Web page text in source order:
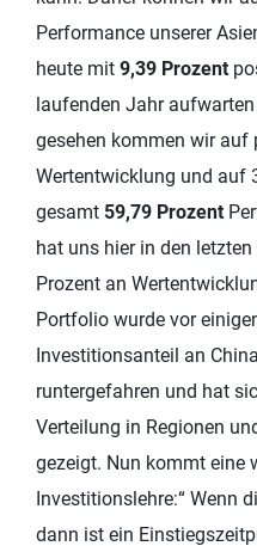
Performance unserer
heute mit 9,39 Prozent
laufenden Jahr
gesehen kommen wir auf
Wertentwicklung und auf
gesamt 59,79 Prozent
hat uns hier in den letzten
Prozent an
Portfolio wurde vor
Investitionsanteil an
runtergefahren und hat
Verteilung in Regionen
gezeigt. Nun kommt eine
Investitionslehre:“ Wenn
dann ist ein